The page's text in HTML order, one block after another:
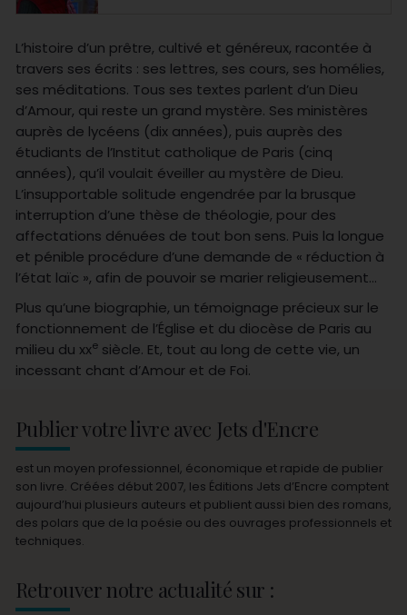
L’histoire d’un prêtre, cultivé et généreux, racontée à
travers ses écrits : ses lettres, ses cours, ses homélies,
ses méditations. Tous ses textes parlent d’un Dieu
d’Amour, qui reste un grand mystère. Ses ministères
auprès de lycéens (dix années), puis auprès des
étudiants de l’Institut catholique de Paris (cinq
années), qu’il voulait éveiller au mystère de Dieu.
L’insupportable solitude engendrée par la brusque
interruption d’une thèse de théologie, pour des
affectations dénuées de tout bon sens. Puis la longue
et pénible procédure d’une demande de « réduction à
l’état laïc », afin de pouvoir se marier religieusement…
Plus qu’une biographie, un témoignage précieux sur le
fonctionnement de l’Église et du diocèse de Paris au
milieu du xxesiècle. Et, tout au long de cette vie, un
incessant chant d’Amour et de Foi.
Publier votre livre avec Jets d'Encre
est un moyen professionnel, économique et rapide de publier
son livre. Créées début 2007, les Éditions Jets d’Encre comptent
aujourd’hui plusieurs auteurs et publient aussi bien des romans,
des polars que de la poésie ou des ouvrages professionnels et
techniques.
Retrouver notre actualité sur :